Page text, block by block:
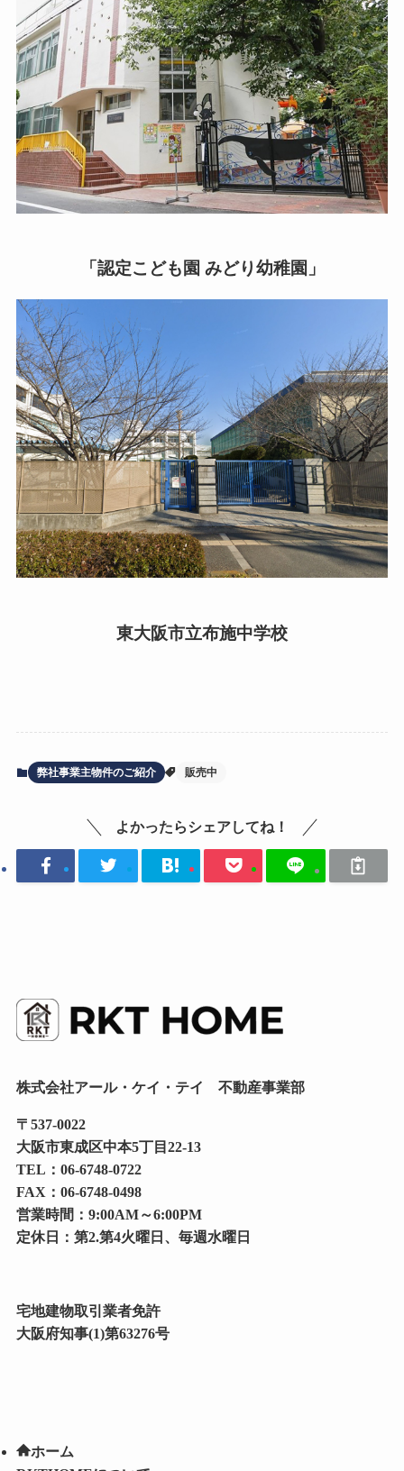
「認定こども園 みどり幼稚園」
東大阪市立布施中学校
弊社事業主物件のご紹介 販売中
よかったらシェアしてね！
株式会社アール・ケイ・テイ 不動産事業部
〒 537-0022
大阪市東成区中本5丁目22-13
TEL： 06-6748-0722
FAX：06-6748-0498
営業時間：9:00AM～6:00PM
定休日：第2.第4火曜日、毎週水曜日
宅地建物取引業者免許
大阪府知事(1)第63276号
ホーム